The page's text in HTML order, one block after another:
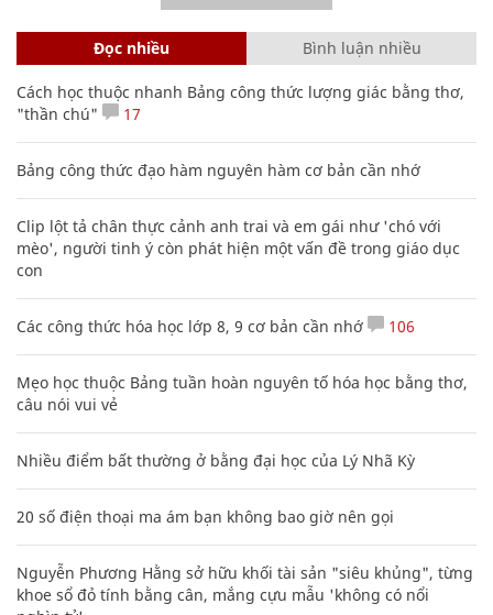
Đọc nhiều Bình luận nhiều
Cách học thuộc nhanh Bảng công thức lượng giác bằng thơ,
"thần chú"
17
Bảng công thức đạo hàm nguyên hàm cơ bản cần nhớ
Clip lột tả chân thực cảnh anh trai và em gái như 'chó với
mèo', người tinh ý còn phát hiện một vấn đề trong giáo dục
con
Các công thức hóa học lớp 8, 9 cơ bản cần nhớ 106
Mẹo học thuộc Bảng tuần hoàn nguyên tố hóa học bằng thơ,
câu nói vui vẻ
Nhiều điểm bất thường ở bằng đại học của Lý Nhã Kỳ
20 số điện thoại ma ám bạn không bao giờ nên gọi
Nguyễn Phương Hằng sở hữu khối tài sản "siêu khủng", từng
khoe sổ đỏ tính bằng cân, mắng cựu mẫu 'không có nổi